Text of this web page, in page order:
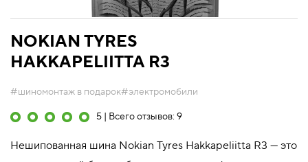
NOKIAN TYRES
HAKKAPELIITTA R3
#шиномонтаж в подарок#электромобили
5 | Всего отзывов: 9
Нешипованная шина Nokian Tyres Hakkapeliitta R3 — это